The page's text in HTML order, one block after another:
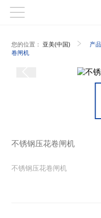
您的位置： 亚美(中国) 产
卷闸机
不锈钢压花卷闸机
不锈钢压花卷闸机